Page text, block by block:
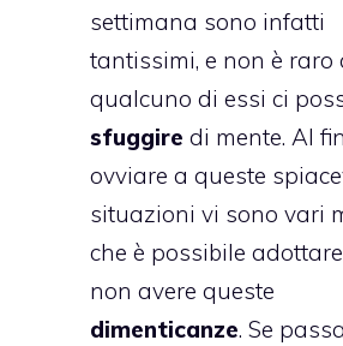
settimana sono infatti
tantissimi, e non è raro
qualcuno di essi ci
sfuggire di mente. Al
ovviare a queste
situazioni vi sono vari
che è possibile
non avere queste
dimenticanze. Se